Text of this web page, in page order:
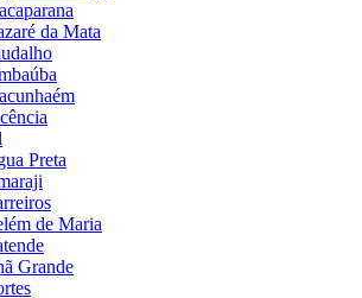
da Mata
Preta
de Maria
Grande